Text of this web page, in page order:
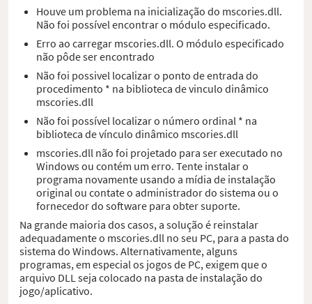
Houve um problema na inicialização do mscories.dll.
Não foi possível encontrar o módulo especificado.
Erro ao carregar mscories.dll. O módulo especificado
não pôde ser encontrado
Não foi possivel localizar o ponto de entrada do
procedimento * na biblioteca de vinculo dinâmico
mscories.dll
Não foi possível localizar o número ordinal * na
biblioteca de vínculo dinâmico mscories.dll
mscories.dll não foi projetado para ser executado no
Windows ou contém um erro. Tente instalar o
programa novamente usando a mídia de instalação
original ou contate o administrador do sistema ou o
fornecedor do software para obter suporte.
Na grande maioria dos casos, a solução é reinstalar
adequadamente o mscories.dll no seu PC, para a pasta do
sistema do Windows. Alternativamente, alguns
programas, em especial os jogos de PC, exigem que o
arquivo DLL seja colocado na pasta de instalação do
jogo/aplicativo.